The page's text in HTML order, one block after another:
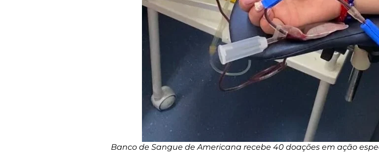
Banco de Sangue de Americana recebe 40 doações em ação